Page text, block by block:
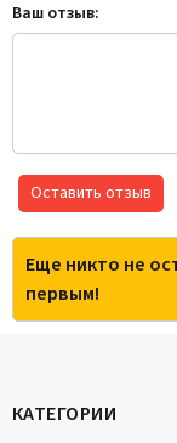
Ваш отзыв:
Оставить отзыв
Еще никто не
первым!
КАТЕГОРИИ